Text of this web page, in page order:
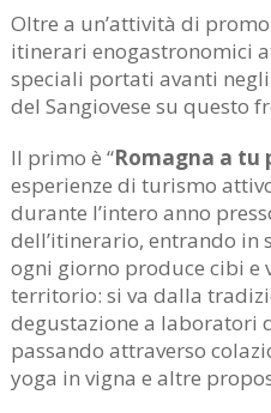
Oltre a un’attività di
itinerari enogastronomici
speciali portati avanti
del Sangiovese su questo
Il primo è “Romagna a tu
esperienze di turismo
durante l’intero anno
dell’itinerario, entrando in
ogni giorno produce cibi
territorio: si va dalla
degustazione a laboratori
passando attraverso
yoga in vigna e altre